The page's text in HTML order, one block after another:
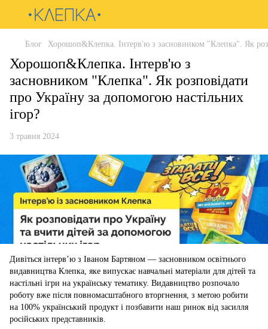
Блог Хорошоп&Клепка. Інтерв'ю з засновником "Клепка". Як
Хорошоп&Клепка. Інтерв'ю з
засновником "Клепка". Як розповідати
про Україну за допомогою настільних
ігор?
3 травня 2024
Дивіться інтерв’ю з Іваном Бартяном — засновником освітнього
видавництва Клепка, яке випускає навчальні матеріали для дітей та
настільні ігри на українську тематику. Видавництво розпочало
роботу вже після повномасштабного вторгнення, з метою робити
на 100% український продукт і позбавити наш ринок від засилля
російських представників.